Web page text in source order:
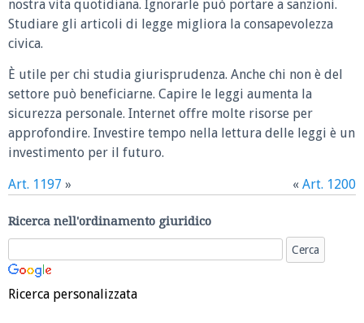
nostra vita quotidiana. Ignorarle può portare a sanzioni.
Studiare gli articoli di legge migliora la consapevolezza
civica.
È utile per chi studia giurisprudenza. Anche chi non è del
settore può beneficiarne. Capire le leggi aumenta la
sicurezza personale. Internet offre molte risorse per
approfondire. Investire tempo nella lettura delle leggi è un
investimento per il futuro.
Art. 1197 » « Art. 1200
Ricerca nell'ordinamento giuridico
Ricerca personalizzata